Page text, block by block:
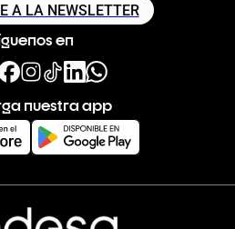
A LA NEWSLETTER
en
nuestra app